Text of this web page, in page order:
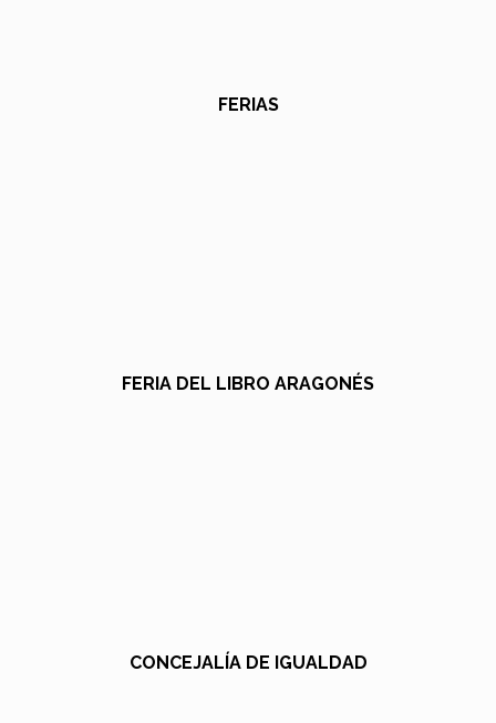
FERIAS
FERIA DEL LIBRO ARAGONÉS
CONCEJALÍA DE IGUALDAD